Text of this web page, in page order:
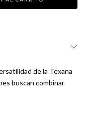
de la Texana
buscan combinar